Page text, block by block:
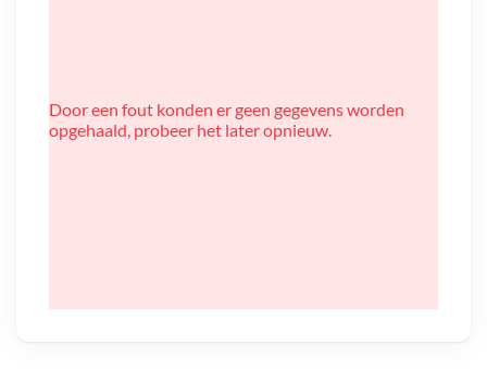
Door een fout konden er geen gegevens worden
opgehaald, probeer het later opnieuw.